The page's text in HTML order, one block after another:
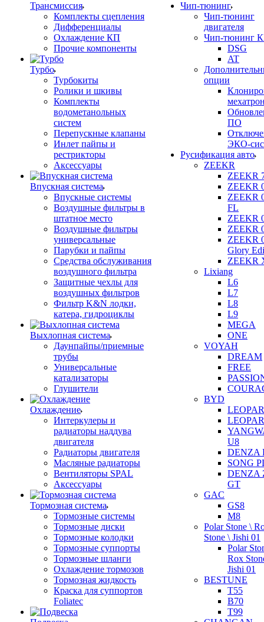
Трансмиссия
Комплекты сцепления
Дифференциалы
Охлаждение КП
Прочие компоненты
Турбо
Турбокиты
Ролики и шкивы
Комплекты
водометанольных
систем
Перепускные клапаны
Инлет пайпы и
рестрикторы
Аксессуары
Впускная система
Впускные системы
Воздушные фильтры в
штатное место
Воздушные фильтры
универсальные
Парубки и пайпы
Средства обслуживания
воздушного фильтра
Защитные чехлы для
воздушных фильтров
Фильтр K&N лодки,
катера, гидроциклы
Выхлопная система
Даунпайпы/приемные
трубы
Универсальные
катализаторы
Глушители
Охлаждение
Интеркулеры и
радиаторы наддува
двигателя
Радиаторы двигателя
Масляные радиаторы
Вентиляторы SPAL
Аксессуары
Тормозная система
Тормозные системы
Тормозные диски
Тормозные колодки
Тормозные суппорты
Тормозные шланги
Охлаждение тормозов
Тормозная жидкость
Краска для суппортов
Foliatec
Чип-тюнинг
Чип-тюнинг
двигателя
Чип-тюнинг
DSG
AT
опции
ПО
ЭКО-
Русификация авто
ZEEKR
ZEEKR
ZEEKR
ZEEKR
FL
ZEEKR
ZEEKR
ZEEKR
Glory
ZEEKR
Lixiang
L6
L7
L8
L9
MEGA
ONE
VOYAH
DREAM
FREE
BYD
U8
DENZA
SONG
DENZA
GT
GAC
GS8
M8
Polar Stone \
Stone \ Jishi 01
Polar
Rox
Jishi 01
BESTUNE
T55
B70
T99